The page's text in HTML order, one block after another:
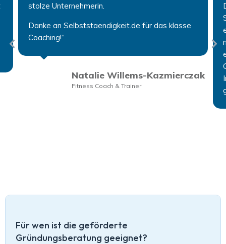
stolze Unternehmerin.
Danke an Selbststaendigkeit.de für das klasse
Coaching!“
Natalie Willems-Kazmierczak
Fitness Coach & Trainer
Für wen ist die geförderte
Gründungsberatung geeignet?